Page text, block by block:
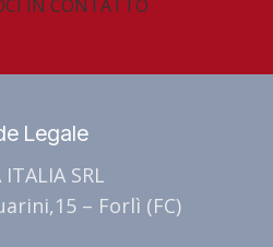
IN CONTATTO
Legale
ITALIA SRL
– Forlì (FC)